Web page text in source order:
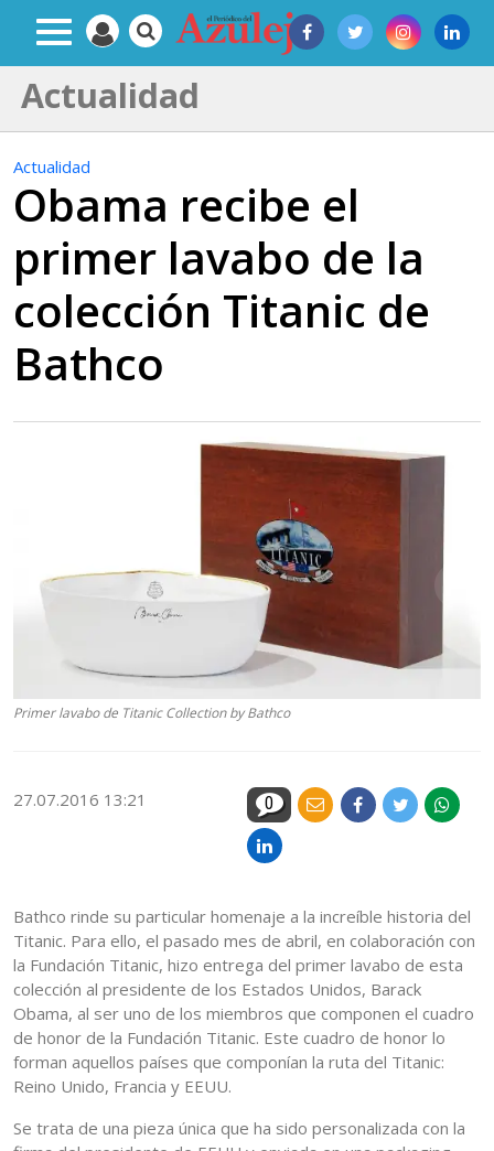
Actualidad
Actualidad
Obama recibe el
primer lavabo de la
colección Titanic de
Bathco
Primer lavabo de Titanic Collection by Bathco
27.07.2016 13:21 0
Bathco rinde su particular homenaje a la increíble historia del
Titanic. Para ello, el pasado mes de abril, en colaboración con
la Fundación Titanic, hizo entrega del primer lavabo de esta
colección al presidente de los Estados Unidos, Barack
Obama, al ser uno de los miembros que componen el cuadro
de honor de la Fundación Titanic. Este cuadro de honor lo
forman aquellos países que componían la ruta del Titanic:
Reino Unido, Francia y EEUU.
Se trata de una pieza única que ha sido personalizada con la